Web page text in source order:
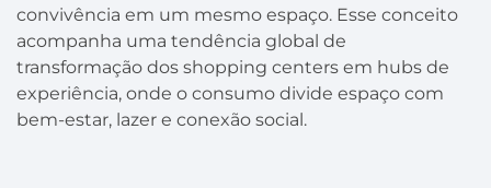
convivência em um mesmo espaço. Esse conceito
acompanha uma tendência global de
transformação dos shopping centers em hubs de
experiência, onde o consumo divide espaço com
bem-estar, lazer e conexão social.